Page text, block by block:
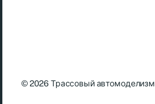
© 2026Трассовый автомоделизм